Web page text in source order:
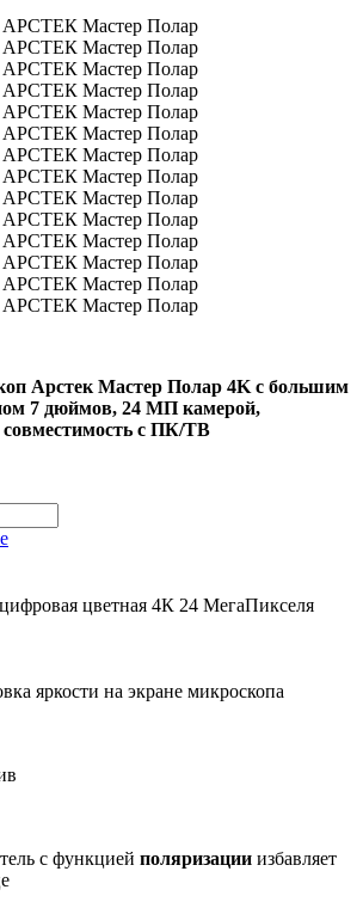
Арстек Мастер Полар 4K с большим
7 дюймов, 24 МП камерой,
совместимость с ПК/ТВ
цветная 4К 24 МегаПикселя
яркости на экране микроскопа
с функцией поляризации избавляет